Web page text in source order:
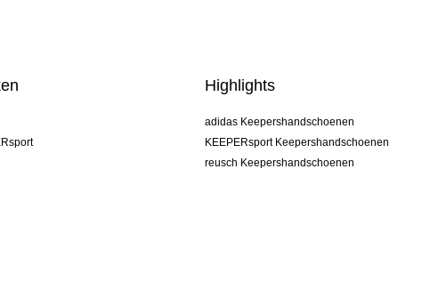
Highlights
adidas Keepershandschoenen
KEEPERsport Keepershandschoenen
reusch Keepershandschoenen